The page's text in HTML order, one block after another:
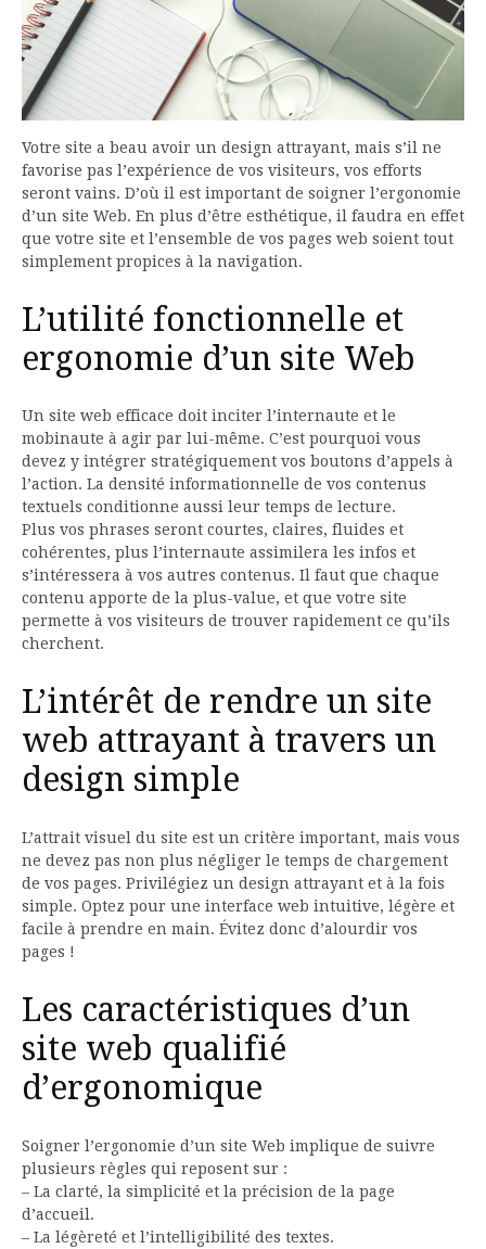
Votre site a beau avoir un design attrayant, mais s’il ne
favorise pas l’expérience de vos visiteurs, vos efforts
seront vains. D’où il est important de soigner l’ergonomie
d’un site Web. En plus d’être esthétique, il faudra en effet
que votre site et l’ensemble de vos pages web soient tout
simplement propices à la navigation.
L’utilité fonctionnelle et
ergonomie d’un site Web
Un site web efficace doit inciter l’internaute et le
mobinaute à agir par lui-même. C’est pourquoi vous
devez y intégrer stratégiquement vos boutons d’appels à
l’action. La densité informationnelle de vos contenus
textuels conditionne aussi leur temps de lecture.
Plus vos phrases seront courtes, claires, fluides et
cohérentes, plus l’internaute assimilera les infos et
s’intéressera à vos autres contenus. Il faut que chaque
contenu apporte de la plus-value, et que votre site
permette à vos visiteurs de trouver rapidement ce qu’ils
cherchent.
L’intérêt de rendre un site
web attrayant à travers un
design simple
L’attrait visuel du site est un critère important, mais vous
ne devez pas non plus négliger le temps de chargement
de vos pages. Privilégiez un design attrayant et à la fois
simple. Optez pour une interface web intuitive, légère et
facile à prendre en main. Évitez donc d’alourdir vos
pages !
Les caractéristiques d’un
site web qualifié
d’ergonomique
Soigner l’ergonomie d’un site Web implique de suivre
plusieurs règles qui reposent sur :
– La clarté, la simplicité et la précision de la page
d’accueil.
– La légèreté et l’intelligibilité des textes.